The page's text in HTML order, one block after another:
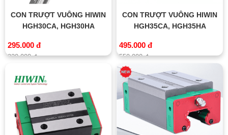
CON TRƯỢT VUÔNG HIWIN
HGH30CA, HGH30HA
295.000 đ
320.000 đ
CON TRƯỢT VUÔNG HIWIN
HGH35CA, HGH35HA
495.000 đ
550.000 đ